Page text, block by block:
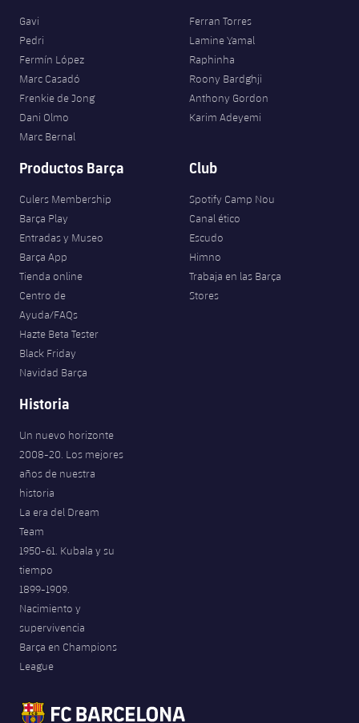
Gavi
Pedri
Fermín López
Marc Casadó
Frenkie de Jong
Dani Olmo
Marc Bernal
Ferran Torres
Lamine Yamal
Raphinha
Roony Bardghji
Anthony Gordon
Karim Adeyemi
Productos Barça
Culers Membership
Barça Play
Entradas y Museo
Barça App
Tienda online
Centro de
Ayuda/FAQs
Hazte Beta Tester
Black Friday
Navidad Barça
Club
Spotify Camp Nou
Canal ético
Escudo
Himno
Trabaja en las Barça
Stores
Historia
Un nuevo horizonte
2008-20. Los mejores
años de nuestra
historia
La era del Dream
Team
1950-61. Kubala y su
tiempo
1899-1909.
Nacimiento y
supervivencia
Barça en Champions
League